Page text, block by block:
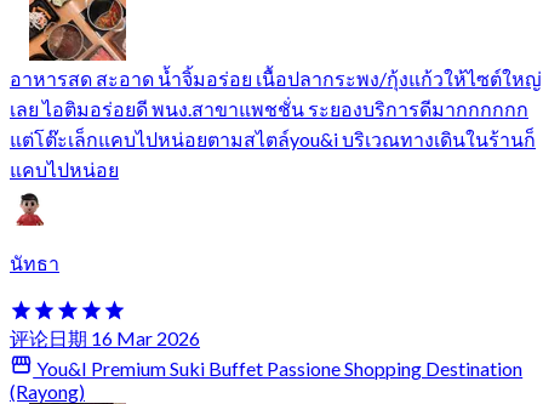
อาหารสด สะอาด น้ำจิ้มอร่อย เนื้อปลากระพง/กุ้งแก้วให้ไซต์ใหญ่
เลย ไอติมอร่อยดี พนง.สาขาแพชชั่น ระยองบริการดีมากกกกกก
แต่โต๊ะเล็กแคบไปหน่อยตามสไตล์you&i บริเวณทางเดินในร้านก็
แคบไปหน่อย
นัทธา
评论日期 16 Mar 2026
You&I Premium Suki Buffet Passione Shopping Destination
(Rayong)